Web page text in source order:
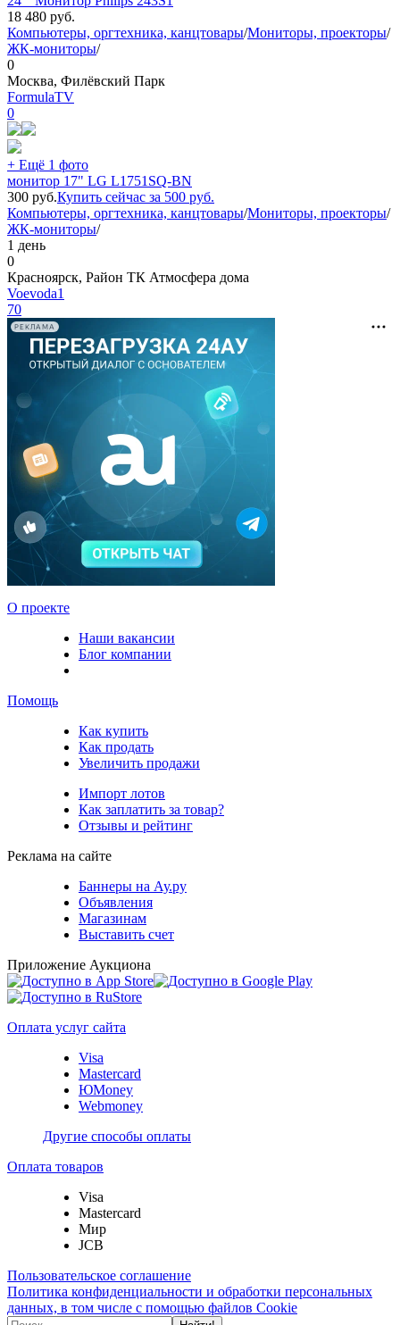
18 480 руб.
Компьютеры, оргтехника, канцтовары/Мониторы, проекторы/
ЖК-мониторы/
0
Москва, Филёвский Парк
FormulaTV
0
+ Ещё 1 фото
монитор 17" LG L1751SQ-BN
300 руб.Купить сейчас за 500 руб.
Компьютеры, оргтехника, канцтовары/Мониторы, проекторы/
ЖК-мониторы/
1 день
0
Красноярск, Район ТК Атмосфера дома
Voevoda1
70
РЕКЛАМА
О проекте
Наши вакансии
Блог компании
Помощь
Как купить
Как продать
Увеличить продажи
Импорт лотов
Как заплатить за товар?
Отзывы и рейтинг
Реклама на сайте
Баннеры на Ау.ру
Объявления
Магазинам
Выставить счет
Приложение Аукциона
Оплата услуг сайта
Visa
Mastercard
ЮMoney
Webmoney
Другие способы оплаты
Оплата товаров
Visa
Mastercard
Мир
JCB
Пользовательское соглашение
Политика конфиденциальности и обработки персональных
данных, в том числе с помощью файлов Cookie